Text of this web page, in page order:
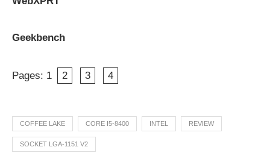
Geekbench
Pages: 1 2 3 4
COFFEE LAKE CORE I5-8400 INTEL REVIEW
SOCKET LGA-1151 V2